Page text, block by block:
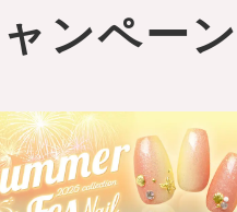
ンペー